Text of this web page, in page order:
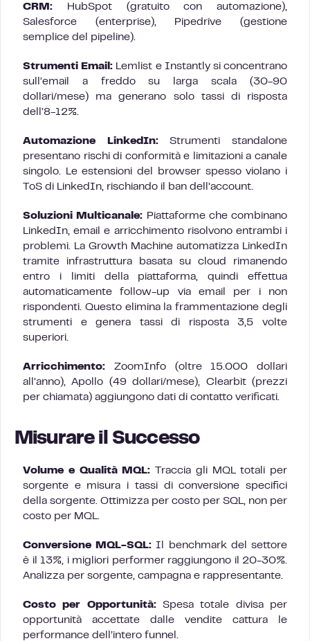
CRM: HubSpot (gratuito con automazione),
Salesforce (enterprise), Pipedrive (gestione
semplice del pipeline).
Strumenti Email: Lemlist e Instantly si concentrano
sull’email a freddo su larga scala (30-90
dollari/mese) ma generano solo tassi di risposta
dell’8-12%.
Automazione LinkedIn:Strumenti standalone
presentano rischi di conformità e limitazioni a canale
singolo. Le estensioni del browser spesso violano i
ToS di LinkedIn, rischiando il ban dell’account.
Soluzioni Multicanale: Piattaforme che combinano
LinkedIn, email e arricchimento risolvono entrambi i
problemi. La Growth Machine automatizza LinkedIn
tramite infrastruttura basata su cloud rimanendo
entro i limiti della piattaforma, quindi effettua
automaticamente follow-up via email per i non
rispondenti. Questo elimina la frammentazione degli
strumenti e genera tassi di risposta 3,5 volte
superiori.
Arricchimento: ZoomInfo (oltre 15.000 dollari
all’anno), Apollo (49 dollari/mese), Clearbit (prezzi
per chiamata) aggiungono dati di contatto verificati.
Misurare il Successo
Volume e Qualità MQL: Traccia gli MQL totali per
sorgente e misura i tassi di conversione specifici
della sorgente. Ottimizza per costo per SQL, non per
costo per MQL.
Conversione MQL-SQL: Il benchmark del settore
è il 13%, i migliori performer raggiungono il 20-30%.
Analizza per sorgente, campagna e rappresentante.
Costo per Opportunità:Spesa totale divisa per
opportunità accettate dalle vendite cattura le
performance dell’intero funnel.